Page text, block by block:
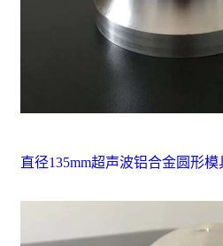
直径135mm超声波铝合金圆形